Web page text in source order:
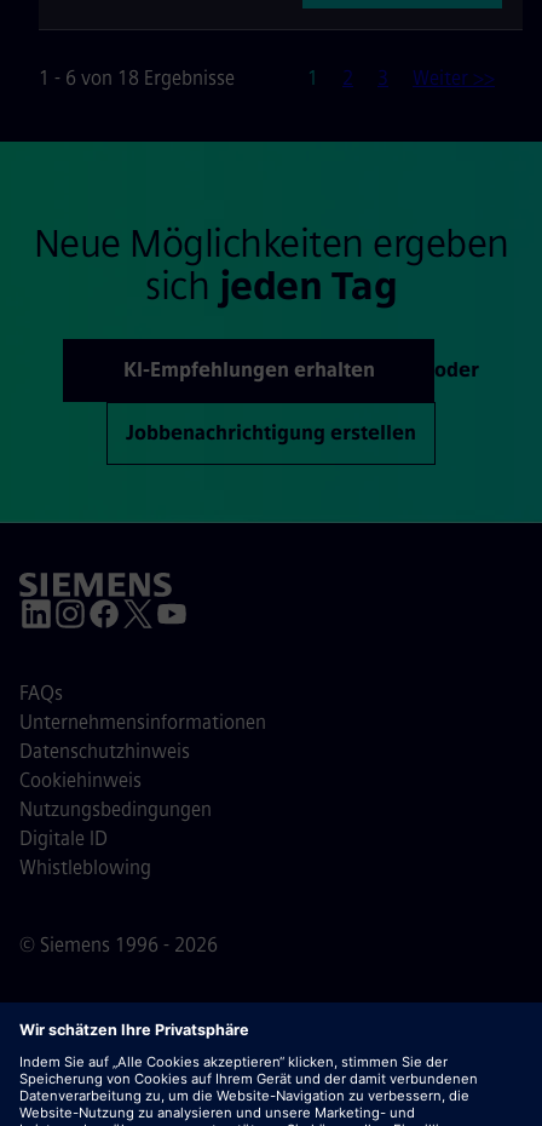
1 - 6 von 18 Ergebnisse Seite
1 2 3 Weiter >>
Neue Möglichkeiten ergeben
sich jeden Tag
KI-Empfehlungen erhalten oder
Jobbenachrichtigung erstellen
© Siemens 1996 - 2026
FAQs
Unternehmensinformationen
Datenschutzhinweis
Cookiehinweis
Nutzungsbedingungen
Digitale ID
Whistleblowing
Wichtiger Hinweis:Für alle Bewerber: Bitte beachte,
dass Siemens zu keinem Zeitpunkt – weder vor noch
während oder nach dem Bewerbungsprozess – Gebühren